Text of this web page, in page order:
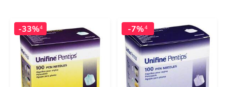
-33%4 -7%4